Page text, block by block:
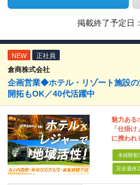
掲載終了予定日：
NEW 正社員
倉商株式会社
企画営業◆ホテル・リゾート施設
開拓もOK／40代活躍中
魅力ある
「仕掛
に携われ
未経験歓
完全週休2